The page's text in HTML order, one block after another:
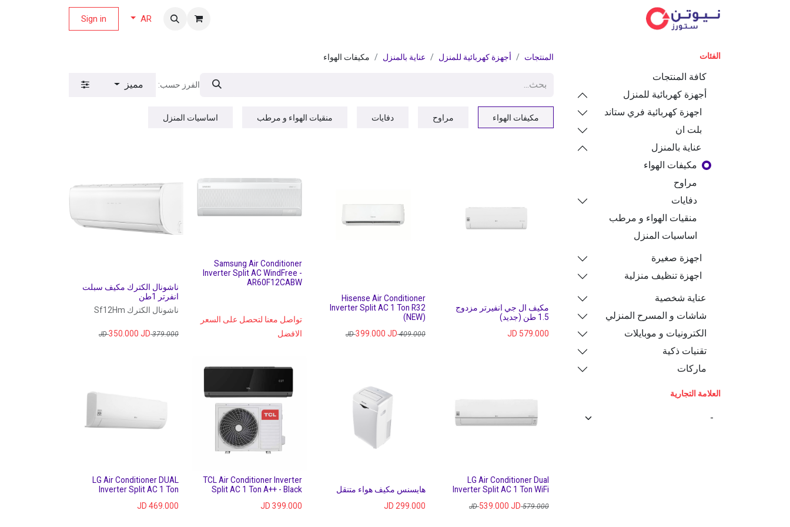
AR
Sign in
الفئات
كافة المنتجات
أجهزة كهربائية للمنزل
اجهزة كهربائية فري ستاند
بلت ان
عناية بالمنزل
مكيفات الهواء
مراوح
دفايات
منقيات الهواء و مرطب
اساسيات المنزل
اجهزة صغيرة
اجهزة تنظيف منزلية
عناية شخصية
شاشات و المسرح المنزلي
الكترونيات و موبايلات
تقنيات ذكية
ماركات
العلامة التجارية
المنتجات أجهزة كهربائية للمنزل عناية بالمنزل مكيفات الهواء
الفرز حسب: مميز
مكيفات الهواء مراوح دفايات منقيات الهواء و مرطب اساسيات المنزل
مكيف ال جي انفيرتر مزدوج
1.5 طن (جديد)
579.000
Hisense Air Conditioner
Inverter Split AC 1 Ton R32
(NEW)
409.000
JD
399.000 JD
Samsung Air Conditioner
Inverter Split AC WindFree -
AR60F12CABW
تواصل معنا لتحصل على السعر
الافضل
ناشونال الكترك مكيف سبلت
انفرتر 1طن
ناشونال الكترك Sf12Hm
379.000
JD
350.000 JD
LG Air Conditioner Dual
Inverter Split AC 1 Ton WiFi
579.000
JD
539.000 JD
هايسنس مكيف هواء متنقل
299.000
TCL Air Conditioner Inverter
Split AC 1 Ton A++ - Black
399.000
LG Air Conditioner DUAL
Inverter Split AC 1 Ton
469.000